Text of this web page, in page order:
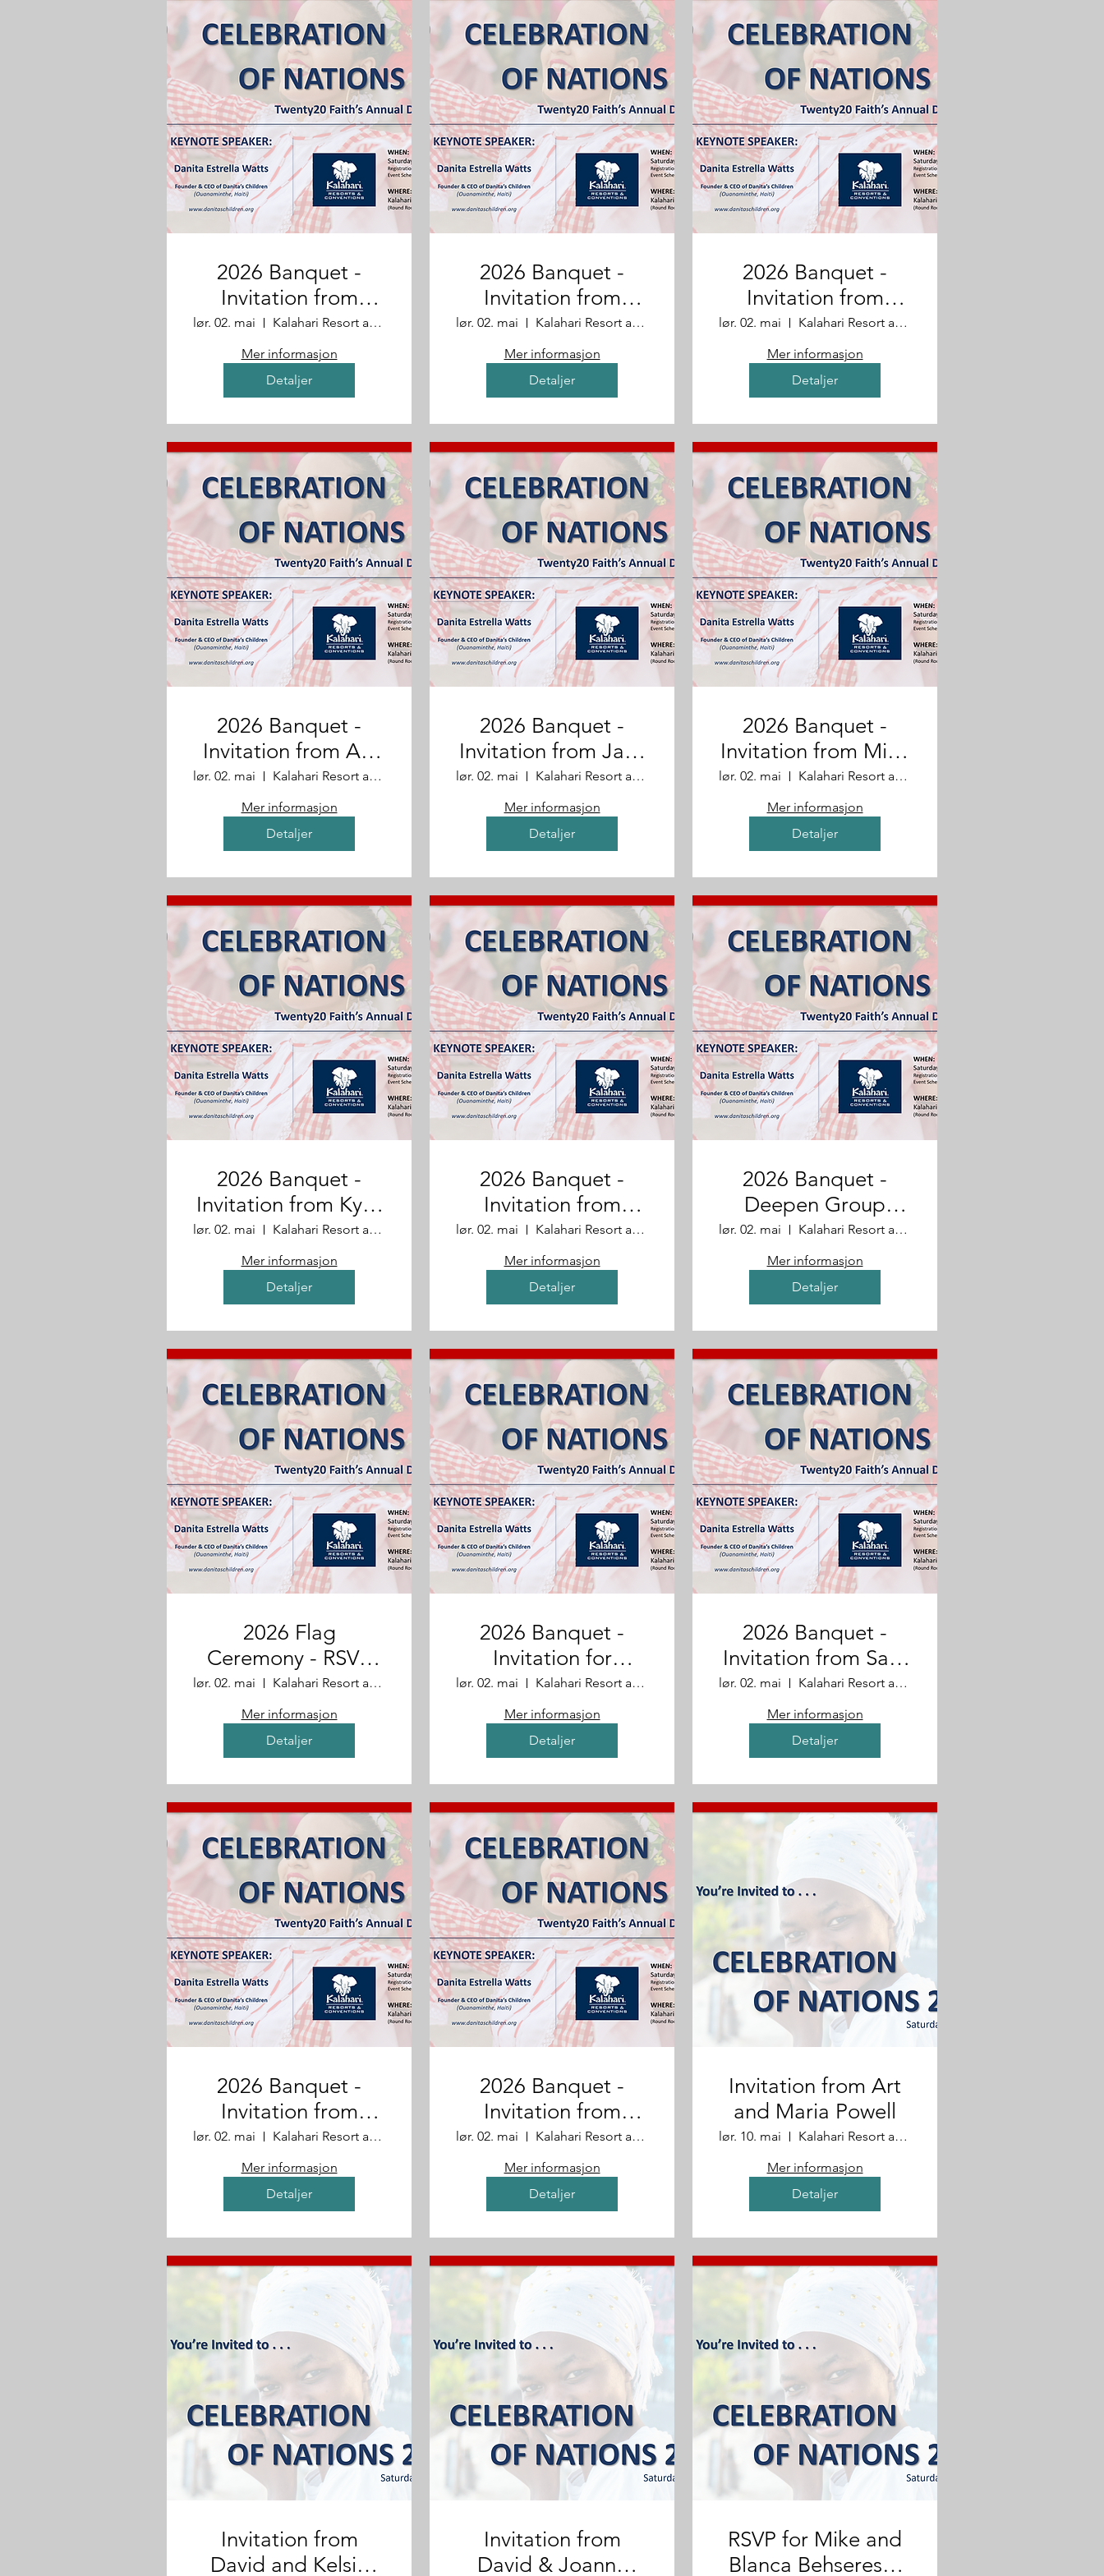
2026 Banquet -
Invitation from
Kevin & Brenda
lør. 02. mai
Kalahari Resort and Convention Center
Mer informasjon
Detaljer
2026 Banquet -
Invitation from
David & Joanne
Swandt
lør. 02. mai
Kalahari Resort and Convention Center
Mer informasjon
Detaljer
2026 Banquet -
Invitation from
Danita
lør. 02. mai
Kalahari Resort and Convention Center
Mer informasjon
Detaljer
2026 Banquet -
Invitation from Art
& Maria
lør. 02. mai
Kalahari Resort and Convention Center
Mer informasjon
Detaljer
2026 Banquet -
Invitation from Jack
& Donna
lør. 02. mai
Kalahari Resort and Convention Center
Mer informasjon
Detaljer
2026 Banquet -
Invitation from Mike
& Melissa
lør. 02. mai
Kalahari Resort and Convention Center
Mer informasjon
Detaljer
2026 Banquet -
Invitation from Ky &
Rebecca
lør. 02. mai
Kalahari Resort and Convention Center
Mer informasjon
Detaljer
2026 Banquet -
Invitation from
David & Kelsie
lør. 02. mai
Kalahari Resort and Convention Center
Mer informasjon
Detaljer
2026 Banquet -
Deepen Group
Invitation
lør. 02. mai
Kalahari Resort and Convention Center
Mer informasjon
Detaljer
2026 Flag
Ceremony - RSVP
for Students and
Parents
lør. 02. mai
Kalahari Resort and Convention Center
Mer informasjon
Detaljer
2026 Banquet -
Invitation for
Shoreline Staff
lør. 02. mai
Kalahari Resort and Convention Center
Mer informasjon
Detaljer
2026 Banquet -
Invitation from Sam
and Kelly
lør. 02. mai
Kalahari Resort and Convention Center
Mer informasjon
Detaljer
2026 Banquet -
Invitation from
Gerald Bailey
lør. 02. mai
Kalahari Resort and Convention Center
Mer informasjon
Detaljer
2026 Banquet -
Invitation from
Rebecca & Alex
lør. 02. mai
Kalahari Resort and Convention Center
Mer informasjon
Detaljer
Invitation from Art
and Maria Powell
lør. 10. mai
Kalahari Resort and Convention Center
Mer informasjon
Detaljer
Invitation from
David and Kelsie
Invitation from
David & Joanne
RSVP for Mike and
Blanca Behseresht